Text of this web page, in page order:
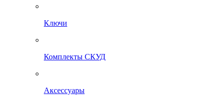
Ключи
Комплекты СКУД
Аксессуары